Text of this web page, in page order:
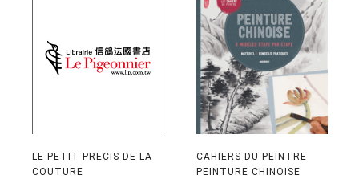
LE PETIT PRECIS DE LA
COUTURE
CAHIERS DU PEINTRE
PEINTURE CHINOISE